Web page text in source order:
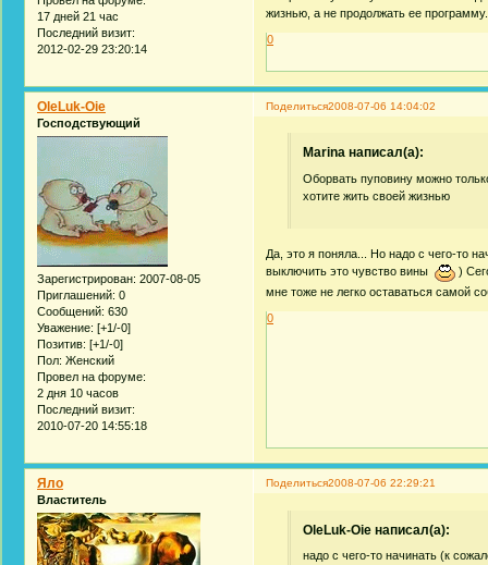
17 дней 21 час
Последний визит:
2012-02-29 23:20:14
жизнью, а не продолжать ее
0
Поделиться2008-07-06 14:04:02
OleLuk-Oie
Господствующий
Зарегистрирован: 2007-08-05
Приглашений: 0
Сообщений: 630
Уважение: [+1/-0]
Позитив: [+1/-0]
Пол: Женский
Провел на форуме:
2 дня 10 часов
Последний визит:
2010-07-20 14:55:18
Marina написал(а):
Оборвать пуповину можно
хотите жить своей жизнью
Да, это я поняла... Но надо с чего-то
выключить это чувство вины
)
мне тоже не легко оставаться самой
0
Поделиться2008-07-06 22:29:21
Яло
Властитель
OleLuk-Oie написал(а):
надо с чего-то начинать (к